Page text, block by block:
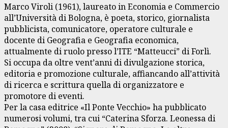
Marco Viroli (1961), laureato in Economia e Commercio
all’Università di Bologna, è poeta, storico, giornalista
pubblicista, comunicatore, operatore culturale e
docente di Geografia e Geografia economica,
attualmente di ruolo presso l’ITE “Matteucci” di Forlì.
Si occupa da oltre vent’anni di divulgazione storica,
editoria e promozione culturale, affiancando all’attività
di ricerca e scrittura quella di organizzatore e
promotore di eventi.
Per la casa editrice «Il Ponte Vecchio» ha pubblicato
numerosi volumi, tra cui “Caterina Sforza. Leonessa di